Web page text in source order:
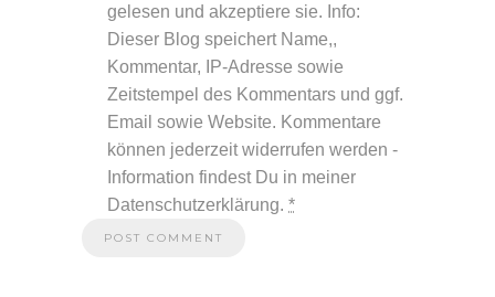
gelesen und akzeptiere sie. Info:
Dieser Blog speichert Name,,
Kommentar, IP-Adresse sowie
Zeitstempel des Kommentars und ggf.
Email sowie Website. Kommentare
können jederzeit widerrufen werden -
Information findest Du in meiner
Datenschutzerklärung. *